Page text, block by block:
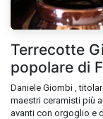
Terrecotte
popolare di
Daniele Giombi ,
maestri ceramisti più
avanti con orgoglio e